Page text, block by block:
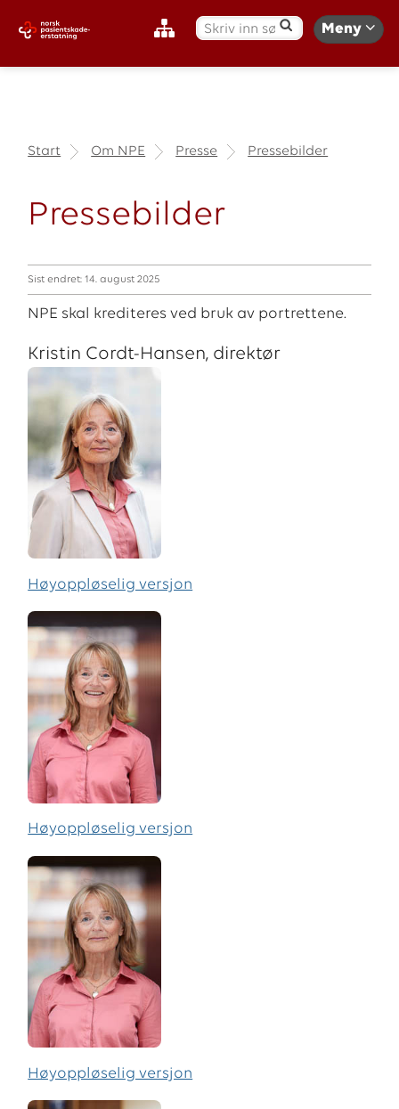
S
k
Meny
Start Om NPE Presse Pressebilder
Pressebilder
Sist endret: 14. august 2025
NPE skal krediteres ved bruk av portrettene.
Kristin Cordt-Hansen, direktør
Høyoppløselig versjon
Høyoppløselig versjon
Høyoppløselig versjon